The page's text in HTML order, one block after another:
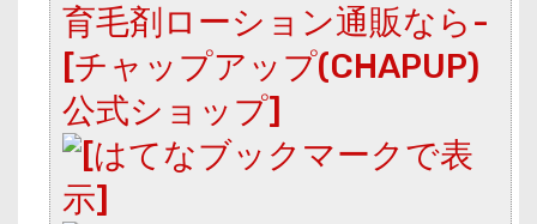
育毛剤ローション通販なら-
[チャップアップ(CHAPUP)
公式ショップ]